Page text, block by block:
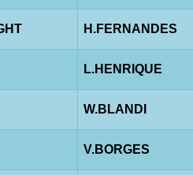
H.FERNANDES
L.HENRIQUE
W.BLANDI
V.BORGES